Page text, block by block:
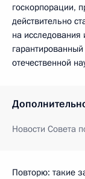
госкорпорации,
действительно
на исследования
отечественной
Новости Совета
Повторю: такие